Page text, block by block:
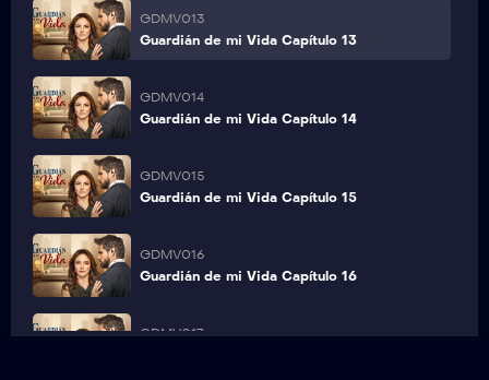
GDMV013
Guardián de mi Vida Capítulo 13
GDMV014
Guardián de mi Vida Capítulo 14
GDMV015
Guardián de mi Vida Capítulo 15
GDMV016
Guardián de mi Vida Capítulo 16
GDMV017